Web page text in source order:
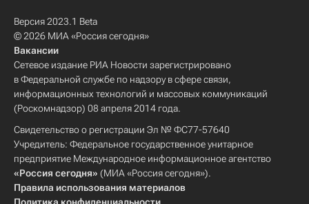
Версия 2023.1 Beta
© 2026 МИА «Россия сегодня»
Вакансии
Сетевое издание РИА Новости зарегистрировано
в Федеральной службе по надзору в сфере связи,
информационных технологий и массовых коммуникаций
(Роскомнадзор) 08 апреля 2014 года.
Свидетельство о регистрации Эл № ФС77-57640
Учредитель: Федеральное государственное унитарное
предприятие Международное информационное агентство
«Россия сегодня» (МИА «Россия сегодня»).
Правила использования материалов